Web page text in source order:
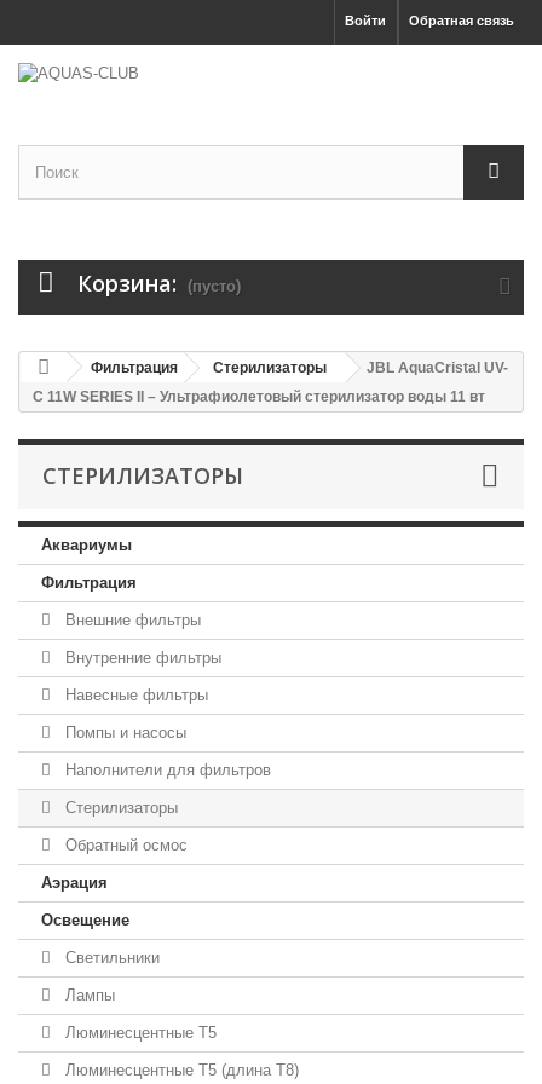
Обратная связь
Войти
Корзина: (пусто)
Фильтрация Стерилизаторы
JBL AquaCristal UV-
C 11W SERIES II – Ультрафиолетовый стерилизатор воды 11 вт
СТЕРИЛИЗАТОРЫ
Аквариумы
Фильтрация
Внешние фильтры
Внутренние фильтры
Навесные фильтры
Помпы и насосы
Наполнители для фильтров
Стерилизаторы
Обратный осмос
Аэрация
Освещение
Светильники
Лампы
Люминесцентные T5
Люминесцентные T5 (длина T8)